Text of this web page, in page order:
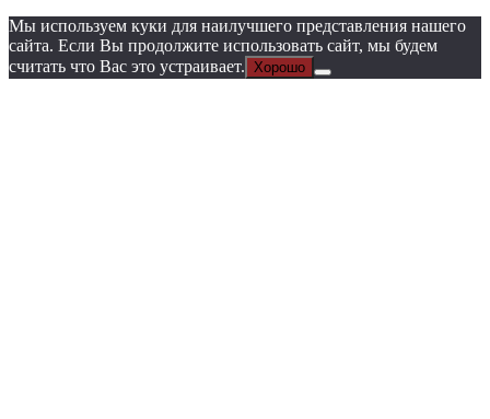
Мы используем куки для наилучшего представления нашего
сайта. Если Вы продолжите использовать сайт, мы будем
считать что Вас это устраивает. Хорошо